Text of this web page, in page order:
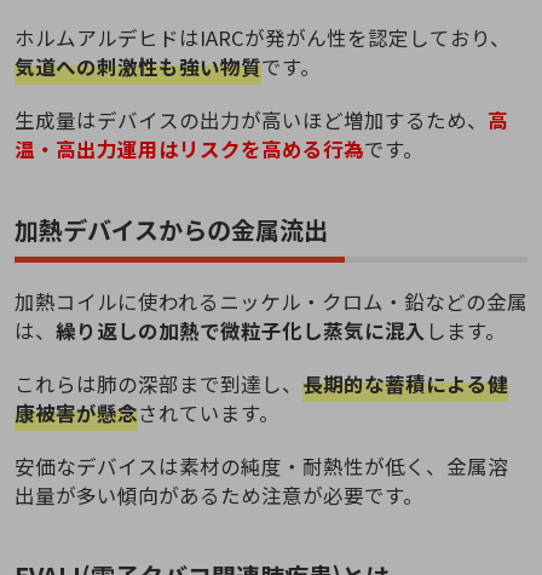
ホルムアルデヒドはIARCが発がん性を認定しており、
気道への刺激性も強い物質です。
生成量はデバイスの出力が高いほど増加するため、 高
温・高出力運用はリスクを高める行為です。
加熱デバイスからの金属流出
加熱コイルに使われるニッケル・クロム・鉛などの金属
は、 繰り返しの加熱で微粒子化し蒸気に混入 します。
これらは肺の深部まで到達し、 長期的な蓄積による健
康被害が懸念されています。
安価なデバイスは素材の純度・耐熱性が低く、金属溶
出量が多い傾向があるため注意が必要です。